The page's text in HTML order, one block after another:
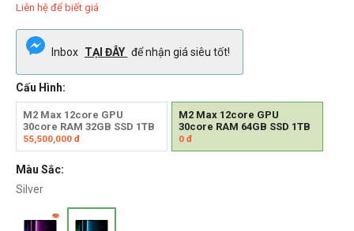
Liên hệ để biết giá
Inbox TẠI ĐÂY để nhận giá siêu tốt!
Cấu Hình:
M2 Max 12core GPU
30core RAM 32GB SSD 1TB
55,500,000 đ
M2 Max 12core GPU
30core RAM 64GB SSD 1TB
0đ
Màu Sắc:
Silver